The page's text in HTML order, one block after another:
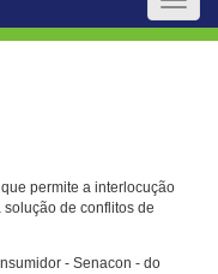
permite a interlocução
de conflitos de
- Senacon - do